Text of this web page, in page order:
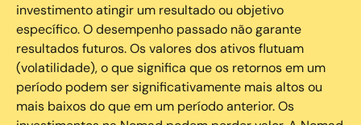
investimento atingir um resultado ou objetivo
específico. O desempenho passado não garante
resultados futuros. Os valores dos ativos flutuam
(volatilidade), o que significa que os retornos em um
período podem ser significativamente mais altos ou
mais baixos do que em um período anterior. Os